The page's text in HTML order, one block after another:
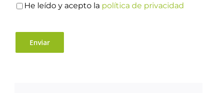
He leído y acepto la política de privacidad